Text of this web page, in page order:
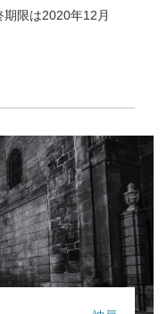
限は2020年12月